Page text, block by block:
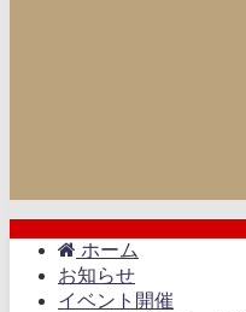
ホーム
お知らせ
イベント開催